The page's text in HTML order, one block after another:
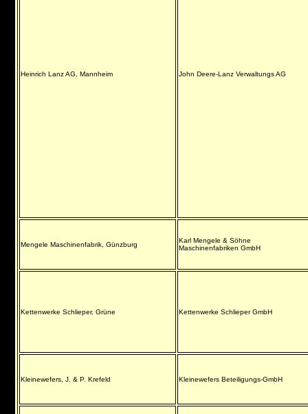
Heinrich Lanz AG, Mannheim John Deere-Lanz Verwaltungs AG
Mengele Maschinenfabrik, Günzburg
Karl Mengele & Söhne
Maschinenfabriken GmbH
Kettenwerke Schlieper, Grüne Kettenwerke Schlieper GmbH
Kleinewefers, J. & P. Krefeld Kleinewefers Beteiligungs-GmbH